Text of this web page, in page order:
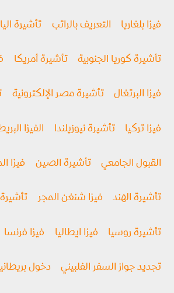
فيزا بلغاريا التعريف بالراتب تأشيرة
تأشيرة كوريا الجنوبية تأشيرة أمريكا
فيزا البرتغال تأشيرة مصر الإلكترونية
فيزا تركيا تأشيرة نيوزيلندا الفيزا
القبول الجامعي تأشيرة الصين فيزا
تأشيرة الهند فيزا شنغن المجر
تأشيرة روسيا فیزا ايطاليا فيزا فرنسا
تجديد جواز السفر الفلبيني دخول